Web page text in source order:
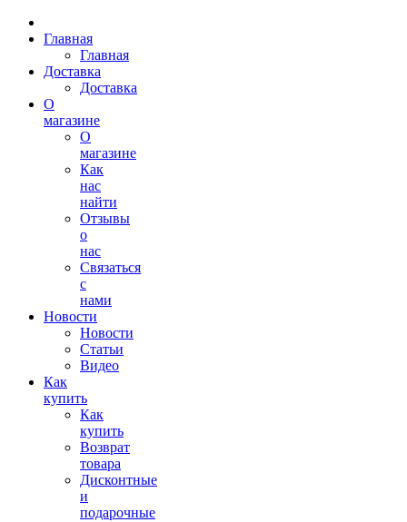
Главная
Главная
Доставка
Доставка
О
магазине
О
магазине
Как
нас
найти
Отзывы
о
нас
Связаться
с
нами
Новости
Новости
Статьи
Видео
Как
купить
Как
купить
Возврат
товара
Дисконтные
и
подарочные